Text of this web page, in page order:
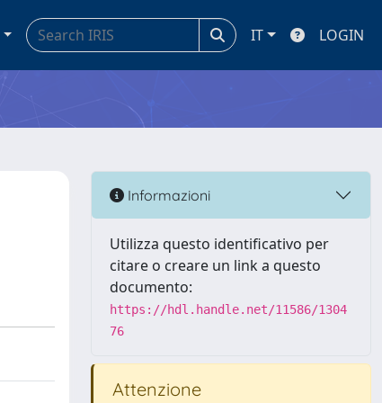
IT LOGIN
Informazioni
Utilizza questo identificativo per
citare o creare un link a questo
documento:
https://hdl.handle.net/11586/1304
76
Attenzione